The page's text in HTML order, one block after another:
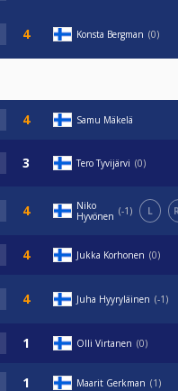
Konsta Bergman 0
Samu Mäkelä
Tero Tyvijärvi 0
Niko
Hyvönen
-1 L
Jukka Korhonen 0
Juha Hyyryläinen -1
Olli Virtanen 0
Maarit Gerkman 1